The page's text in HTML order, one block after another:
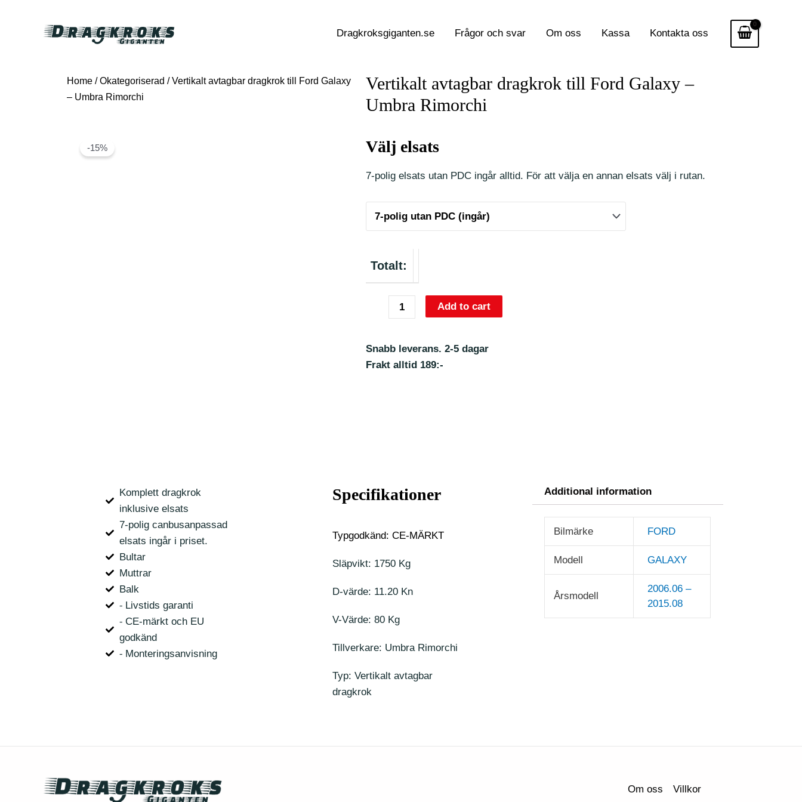
Dragkroksgiganten.se Frågor och svar Om oss Kassa Kontakta oss
Home /Okategoriserad / Vertikalt avtagbar dragkrok till Ford Galaxy
– Umbra Rimorchi
-15%
Vertikalt avtagbar dragkrok till Ford Galaxy –
Umbra Rimorchi
Välj elsats
7-polig elsats utan PDC ingår alltid. För att välja en annan elsats välj i rutan.
Totalt:
Add to cart
Snabb leverans. 2-5 dagar
Frakt alltid 189:-
Komplett dragkrok
inklusive elsats
7-polig canbusanpassad
elsats ingår i priset.
Bultar
Muttrar
Balk
⁃ Livstids garanti
⁃ CE-märkt och EU
godkänd
⁃ Monteringsanvisning
Specifikationer
Typgodkänd: CE-MÄRKT
Släpvikt: 1750 Kg
D-värde: 11.20 Kn
V-Värde: 80 Kg
Tillverkare: Umbra Rimorchi
Typ: Vertikalt avtagbar
dragkrok
Additional information
Bilmärke FORD
Modell GALAXY
Årsmodell
2006.06 –
2015.08
Om oss Villkor